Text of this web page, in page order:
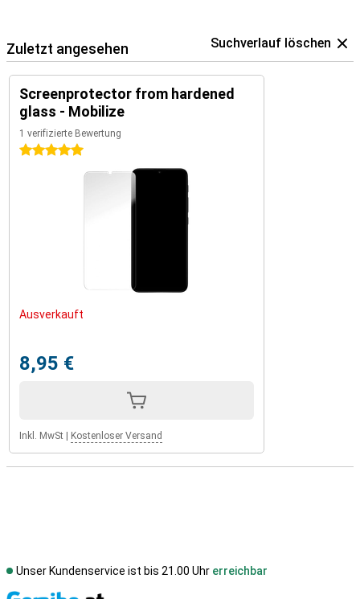
Zuletzt angesehen Suchverlauf löschen
Screenprotector from hardened
glass - Mobilize
1 verifizierte Bewertung
5 Sterne
Ausverkauft
8,95 €
Inkl. MwSt Kostenloser Versand
Unser Kundenservice ist bis 21.00 Uhr erreichbar